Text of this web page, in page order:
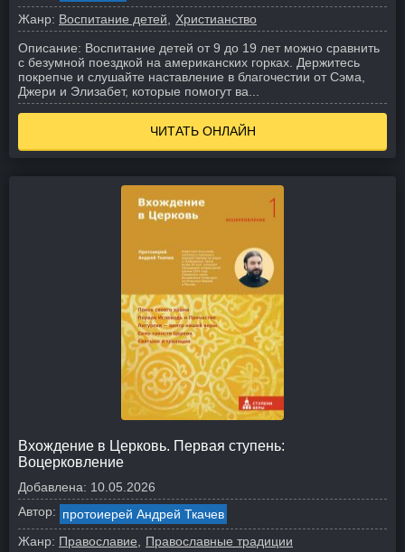
Жанр: Воспитание детей
Христианство
Описание: Воспитание детей от 9 до 19 лет можно сравнить
с безумной поездкой на американских горках. Держитесь
покрепче и слушайте наставление в благочестии от Сэма,
Джери и Элизабет, которые помогут ва...
ЧИТАТЬ ОНЛАЙН
Вхождение в Церковь. Первая ступень:
Воцерковление
Добавлена: 10.05.2026
Автор: протоиерей Андрей Ткачев
Жанр: Православие
Православные традиции